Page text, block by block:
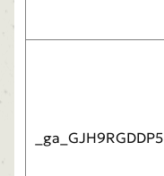
_ga_GJH9RGDDP5